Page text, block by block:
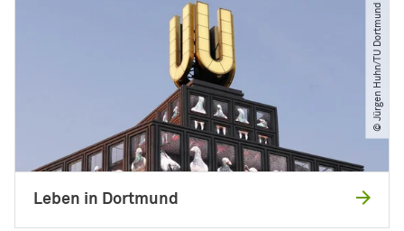
© Jürgen Huhn​/​TU Dortmund
Leben in Dortmund